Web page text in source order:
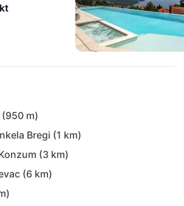
m)
Bregi (1 km)
(3 km)
(6 km)